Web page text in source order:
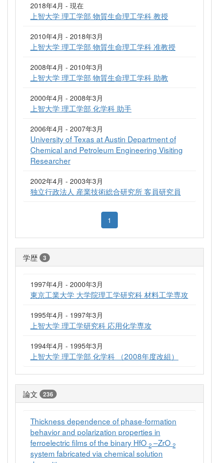
2018年4月 - 現在
上智大学 理工学部 物質生命理工学科 教授
2010年4月 - 2018年3月
上智大学 理工学部 物質生命理工学科 准教授
2008年4月 - 2010年3月
上智大学 理工学部 物質生命理工学科 助教
2000年4月 - 2008年3月
上智大学 理工学部 化学科 助手
2006年4月 - 2007年3月
University of Texas at Austin Department of
Chemical and Petroleum Engineering Visiting
Researcher
2002年4月 - 2003年3月
独立行政法人 産業技術総合研究所 客員研究員
1
学歴 3
1997年4月 - 2000年3月
東京工業大学 大学院理工学研究科 材料工学専攻
1995年4月 - 1997年3月
上智大学 理工学研究科 応用化学専攻
1994年4月 - 1995年3月
上智大学 理工学部 化学科 （2008年度改組）
論文 236
Thickness dependence of phase-formation
behavior and polarization properties in
ferroelectric films of the binary HfO 2 –ZrO 2
system fabricated via chemical solution